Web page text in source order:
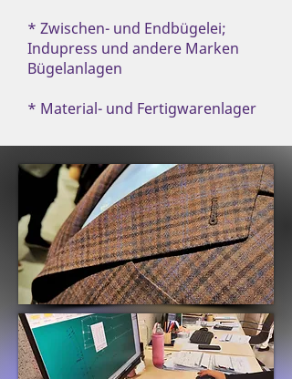
* Zwischen- und Endbügelei;
Indupress und andere Marken
Bügelanlagen
* Material- und Fertigwarenlager